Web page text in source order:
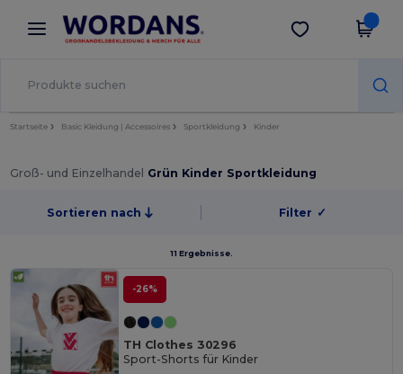
× Wordans App
Bessere Preise in der App!
App holen
Startseite Basic Kleidung | Accessoires Sportkleidung Kinder
Groß- und Einzelhandel Grün Kinder Sportkleidung
Sortieren nach Filter ✓
11 Ergebnisse.
-26%
TH Clothes 30296
Sport-Shorts für Kinder